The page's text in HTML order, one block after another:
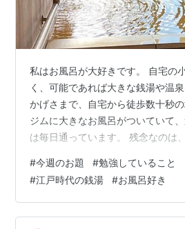
私はお風呂が大好きです。 自宅の
く、可能であれば大きな銭湯や温
かげさまで、自宅から徒歩数十秒
ジムに大きなお風呂がついていて
は毎日通っています。 残念なのは
数十秒の場所にあった）閉館時間が
のに対し、今のジムは閉館１０時半
www.betty0918.biz 以前、NHK『
る』でお風呂と銭湯の歴史につい
#今週のお題 #勉強していること
#江戸時代の銭湯 #お風呂好き